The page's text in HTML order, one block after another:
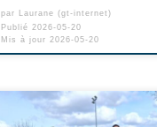
par
Laurane (gt-internet)
Publié 2026-05-20
Mis à jour2026-05-20